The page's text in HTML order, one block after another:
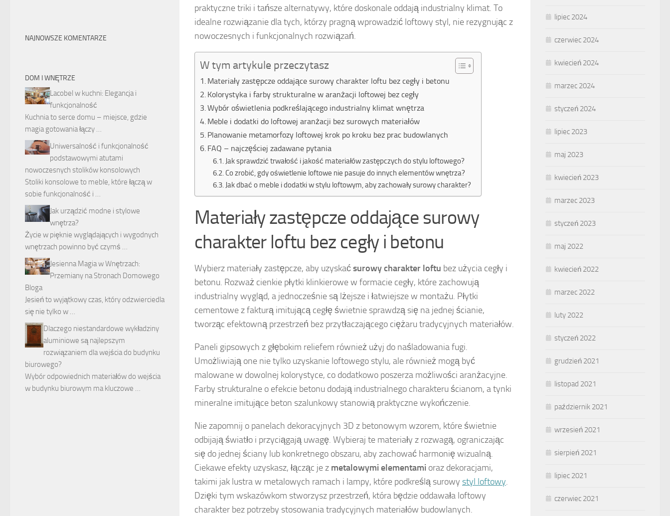
praktyczne triki i tańsze alternatywy, które doskonale oddają industrialny klimat. To
idealne rozwiązanie dla tych, którzy pragną wprowadzić loftowy styl, nie rezygnując z
nowoczesnych i funkcjonalnych rozwiązań.
W tym artykule przeczytasz
Materiały zastępcze oddające surowy charakter loftu bez cegły i betonu
Kolorystyka i farby strukturalne w aranżacji loftowej bez cegły
Wybór oświetlenia podkreślającego industrialny klimat wnętrza
Meble i dodatki do loftowej aranżacji bez surowych materiałów
Planowanie metamorfozy loftowej krok po kroku bez prac budowlanych
FAQ – najczęściej zadawane pytania
Jak sprawdzić trwałość i jakość materiałów zastępczych do stylu loftowego?
Co zrobić, gdy oświetlenie loftowe nie pasuje do innych elementów wnętrza?
Jak dbać o meble i dodatki w stylu loftowym, aby zachowały surowy charakter?
Materiały zastępcze oddające surowy
charakter loftu bez cegły i betonu
Wybierz materiały zastępcze, aby uzyskaćsurowy charakter loftu bez użycia cegły i
betonu. Rozważ cienkie płytki klinkierowe w formacie cegły, które zachowują
industrialny wygląd, a jednocześnie są lżejsze i łatwiejsze w montażu. Płytki
cementowe z fakturą imitującą cegłę świetnie sprawdzą się na jednej ścianie,
tworząc efektowną przestrzeń bez przytłaczającego ciężaru tradycyjnych materiałów.
Paneli gipsowych z głębokim reliefem również użyj do naśladowania fugi.
Umożliwiają one nie tylko uzyskanie loftowego stylu, ale również mogą być
malowane w dowolnej kolorystyce, co dodatkowo poszerza możliwości aranżacyjne.
Farby strukturalne o efekcie betonu dodają industrialnego charakteru ścianom, a tynki
mineralne imitujące beton szalunkowy stanowią praktyczne wykończenie.
Nie zapomnij o panelach dekoracyjnych 3D z betonowym wzorem, które świetnie
odbijają światło i przyciągają uwagę. Wybieraj te materiały z rozwagą, ograniczając
się do jednej ściany lub konkretnego obszaru, aby zachować harmonię wizualną.
Ciekawe efekty uzyskasz, łącząc je z metalowymi elementami oraz dekoracjami,
takimi jak lustra w metalowych ramach i lampy, które podkreślą surowy styl loftowy.
Dzięki tym wskazówkom stworzysz przestrzeń, która będzie oddawała loftowy
charakter bez potrzeby stosowania tradycyjnych materiałów budowlanych.
NAJNOWSZE KOMENTARZE
DOM I WNĘTRZE
Lacobel w kuchni: Elegancja i
funkcjonalność
Kuchnia to serce domu – miejsce, gdzie
magia gotowania łączy …
Uniwersalność i funkcjonalność
podstawowymi atutami
nowoczesnych stolików konsolowych
Stoliki konsolowe to meble, które łączą w
sobie funkcjonalność i …
Jak urządzić modne i stylowe
wnętrza?
Życie w pięknie wyglądających i wygodnych
wnętrzach powinno być czymś …
Jesienna Magia w Wnętrzach:
Przemiany na Stronach Domowego
Bloga
Jesień to wyjątkowy czas, który odzwierciedla
się nie tylko w …
Dlaczego niestandardowe wykładziny
aluminiowe są najlepszym
rozwiązaniem dla wejścia do budynku
biurowego?
Wybór odpowiednich materiałów do wejścia
w budynku biurowym ma kluczowe …
lipiec 2024
czerwiec 2024
kwiecień 2024
marzec 2024
styczeń 2024
lipiec 2023
maj 2023
kwiecień 2023
marzec 2023
styczeń 2023
maj 2022
kwiecień 2022
marzec 2022
luty 2022
styczeń 2022
grudzień 2021
listopad 2021
październik 2021
wrzesień 2021
sierpień 2021
lipiec 2021
czerwiec 2021